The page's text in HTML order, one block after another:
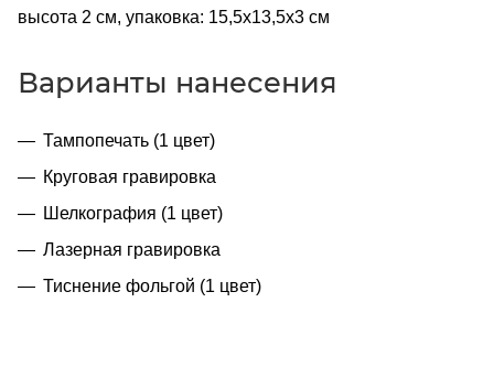
высота 2 см, упаковка: 15,5х13,5х3 см
Варианты нанесения
Тампопечать (1 цвет)
Круговая гравировка
Шелкография (1 цвет)
Лазерная гравировка
Тиснение фольгой (1 цвет)